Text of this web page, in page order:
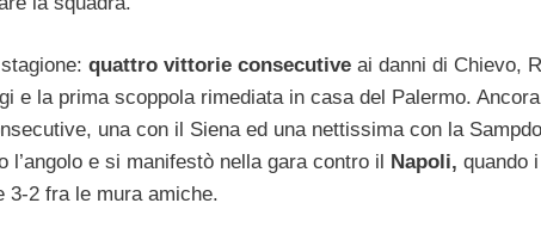
quattro vittorie consecutive ai danni di Chievo,
e la prima scoppola rimediata in casa del Palermo.
una con il Siena ed una nettissima con la
e si manifestò nella gara contro il
Napoli, quando i
3-2 fra le mura amiche.